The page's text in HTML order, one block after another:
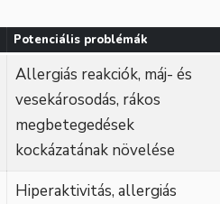
Potenciális problémák
Allergiás reakciók, máj- és
vesekárosodás, rákos
megbetegedések
kockázatának növelése
Hiperaktivitás, allergiás